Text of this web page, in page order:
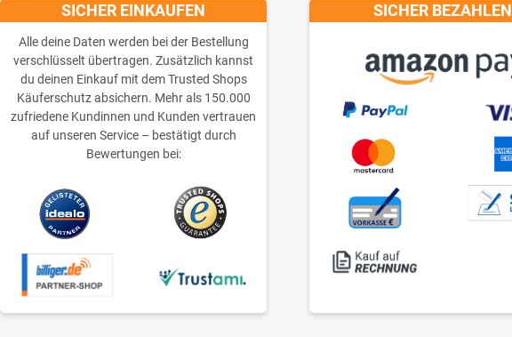
SICHER EINKAUFEN
Alle deine Daten werden bei der Bestellung
verschlüsselt übertragen. Zusätzlich kannst
du deinen Einkauf mit dem Trusted Shops
Käuferschutz absichern. Mehr als 150.000
zufriedene Kundinnen und Kunden vertrauen
auf unseren Service – bestätigt durch
Bewertungen bei:
SICHER BEZAHLEN